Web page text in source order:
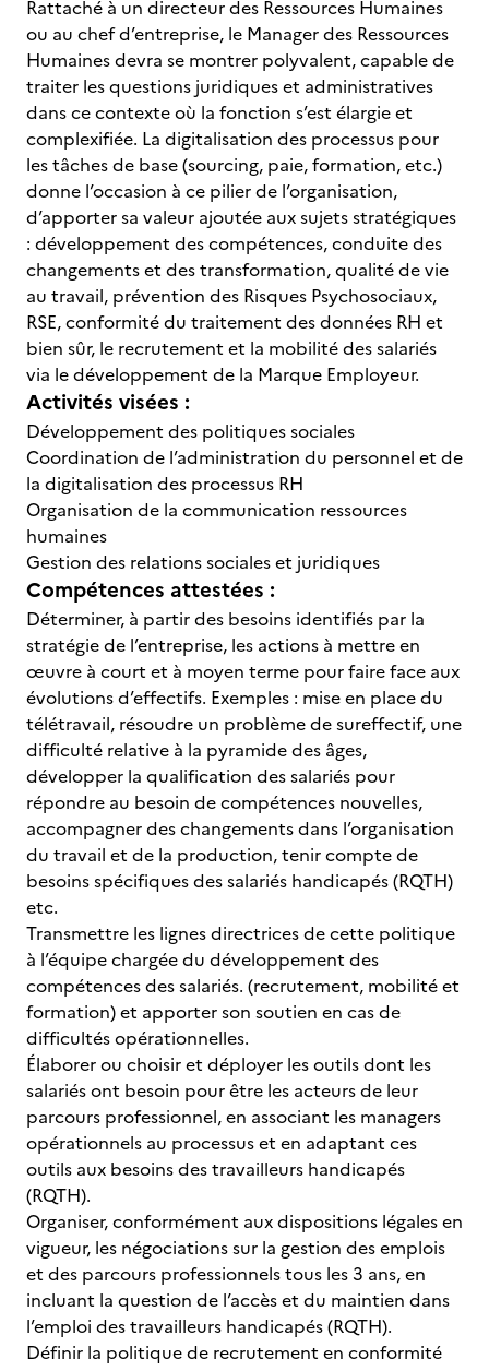
Rattaché à un directeur des Ressources Humaines
ou au chef d’entreprise, le Manager des Ressources
Humaines devra se montrer polyvalent, capable de
traiter les questions juridiques et administratives
dans ce contexte où la fonction s’est élargie et
complexifiée. La digitalisation des processus pour
les tâches de base (sourcing, paie, formation, etc.)
donne l’occasion à ce pilier de l’organisation,
d’apporter sa valeur ajoutée aux sujets stratégiques
: développement des compétences, conduite des
changements et des transformation, qualité de vie
au travail, prévention des Risques Psychosociaux,
RSE, conformité du traitement des données RH et
bien sûr, le recrutement et la mobilité des salariés
via le développement de la Marque Employeur.
Activités visées :
Développement des politiques sociales
Coordination de l’administration du personnel et de
la digitalisation des processus RH
Organisation de la communication ressources
humaines
Gestion des relations sociales et juridiques
Compétences attestées :
Déterminer, à partir des besoins identifiés par la
stratégie de l’entreprise, les actions à mettre en
œuvre à court et à moyen terme pour faire face aux
évolutions d’effectifs. Exemples : mise en place du
télétravail, résoudre un problème de sureffectif, une
difficulté relative à la pyramide des âges,
développer la qualification des salariés pour
répondre au besoin de compétences nouvelles,
accompagner des changements dans l’organisation
du travail et de la production, tenir compte de
besoins spécifiques des salariés handicapés (RQTH)
etc.
Transmettre les lignes directrices de cette politique
à l’équipe chargée du développement des
compétences des salariés. (recrutement, mobilité et
formation) et apporter son soutien en cas de
difficultés opérationnelles.
Élaborer ou choisir et déployer les outils dont les
salariés ont besoin pour être les acteurs de leur
parcours professionnel, en associant les managers
opérationnels au processus et en adaptant ces
outils aux besoins des travailleurs handicapés
(RQTH).
Organiser, conformément aux dispositions légales en
vigueur, les négociations sur la gestion des emplois
et des parcours professionnels tous les 3 ans, en
incluant la question de l’accès et du maintien dans
l’emploi des travailleurs handicapés (RQTH).
Définir la politique de recrutement en conformité